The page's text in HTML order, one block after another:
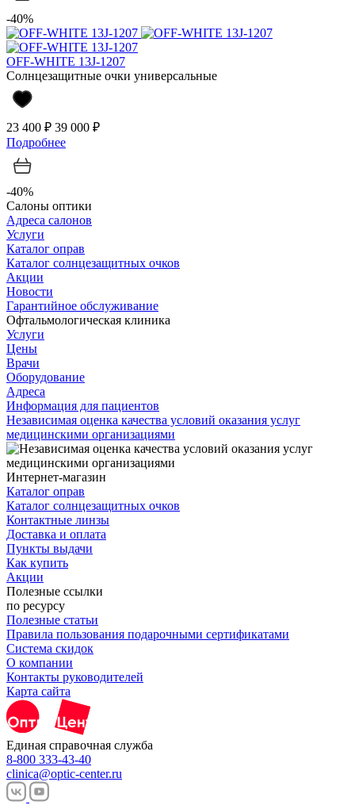
-40%
OFF-WHITE 13J-1207
Солнцезащитные очки универсальные
23 400 ₽ 39 000 ₽
Подробнее
-40%
Салоны оптики
Адреса салонов
Услуги
Каталог оправ
Каталог солнцезащитных очков
Акции
Новости
Гарантийное обслуживание
Офтальмологическая клиника
Услуги
Цены
Врачи
Оборудование
Адреса
Информация для пациентов
Независимая оценка качества условий оказания услуг
медицинскими организациями
Интернет-магазин
Каталог оправ
Каталог солнцезащитных очков
Контактные линзы
Доставка и оплата
Пункты выдачи
Как купить
Акции
Полезные ссылки
по ресурсу
Полезные статьи
Правила пользования подарочными сертификатами
Система скидок
О компании
Контакты руководителей
Карта сайта
Единая справочная служба
8-800 333-43-40
clinica@optic-center.ru